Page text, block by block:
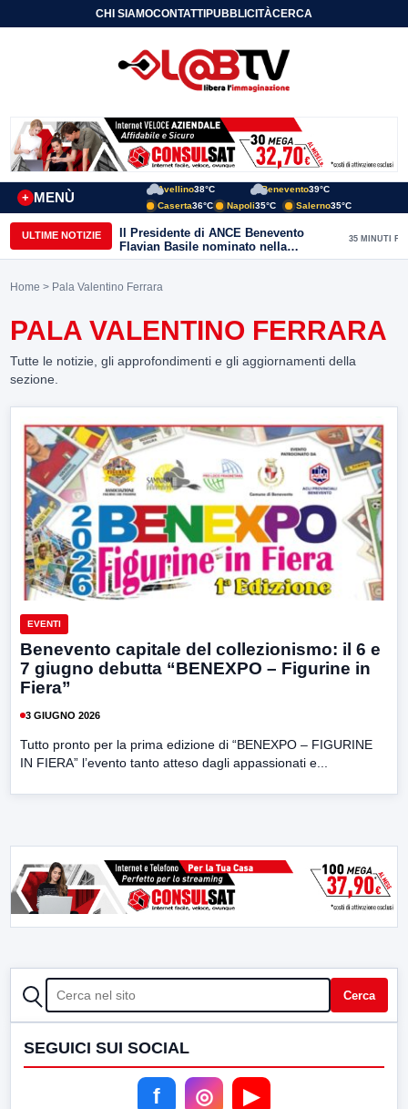
CHI SIAMOCONTATTIPUBBLICITÀCERCA
MENÙ
+
Avellino38°C Benevento39°C
Caserta36°C Napoli35°C Salerno35°C
ULTIME NOTIZIE
Il Presidente di ANCE Benevento
Flavian Basile nominato nella
Commissione Tecnica
Confindustria Nazionale
35 MINUTI FA
Home > Pala Valentino Ferrara
PALA VALENTINO FERRARA
Tutte le notizie, gli approfondimenti e gli aggiornamenti della
sezione.
EVENTI
Benevento capitale del collezionismo: il 6 e
7 giugno debutta “BENEXPO – Figurine in
Fiera”
3 GIUGNO 2026
Tutto pronto per la prima edizione di “BENEXPO – FIGURINE
IN FIERA” l’evento tanto atteso dagli appassionati e...
CERCA Cerca
SEGUICI SUI SOCIAL
f ◎ ▶